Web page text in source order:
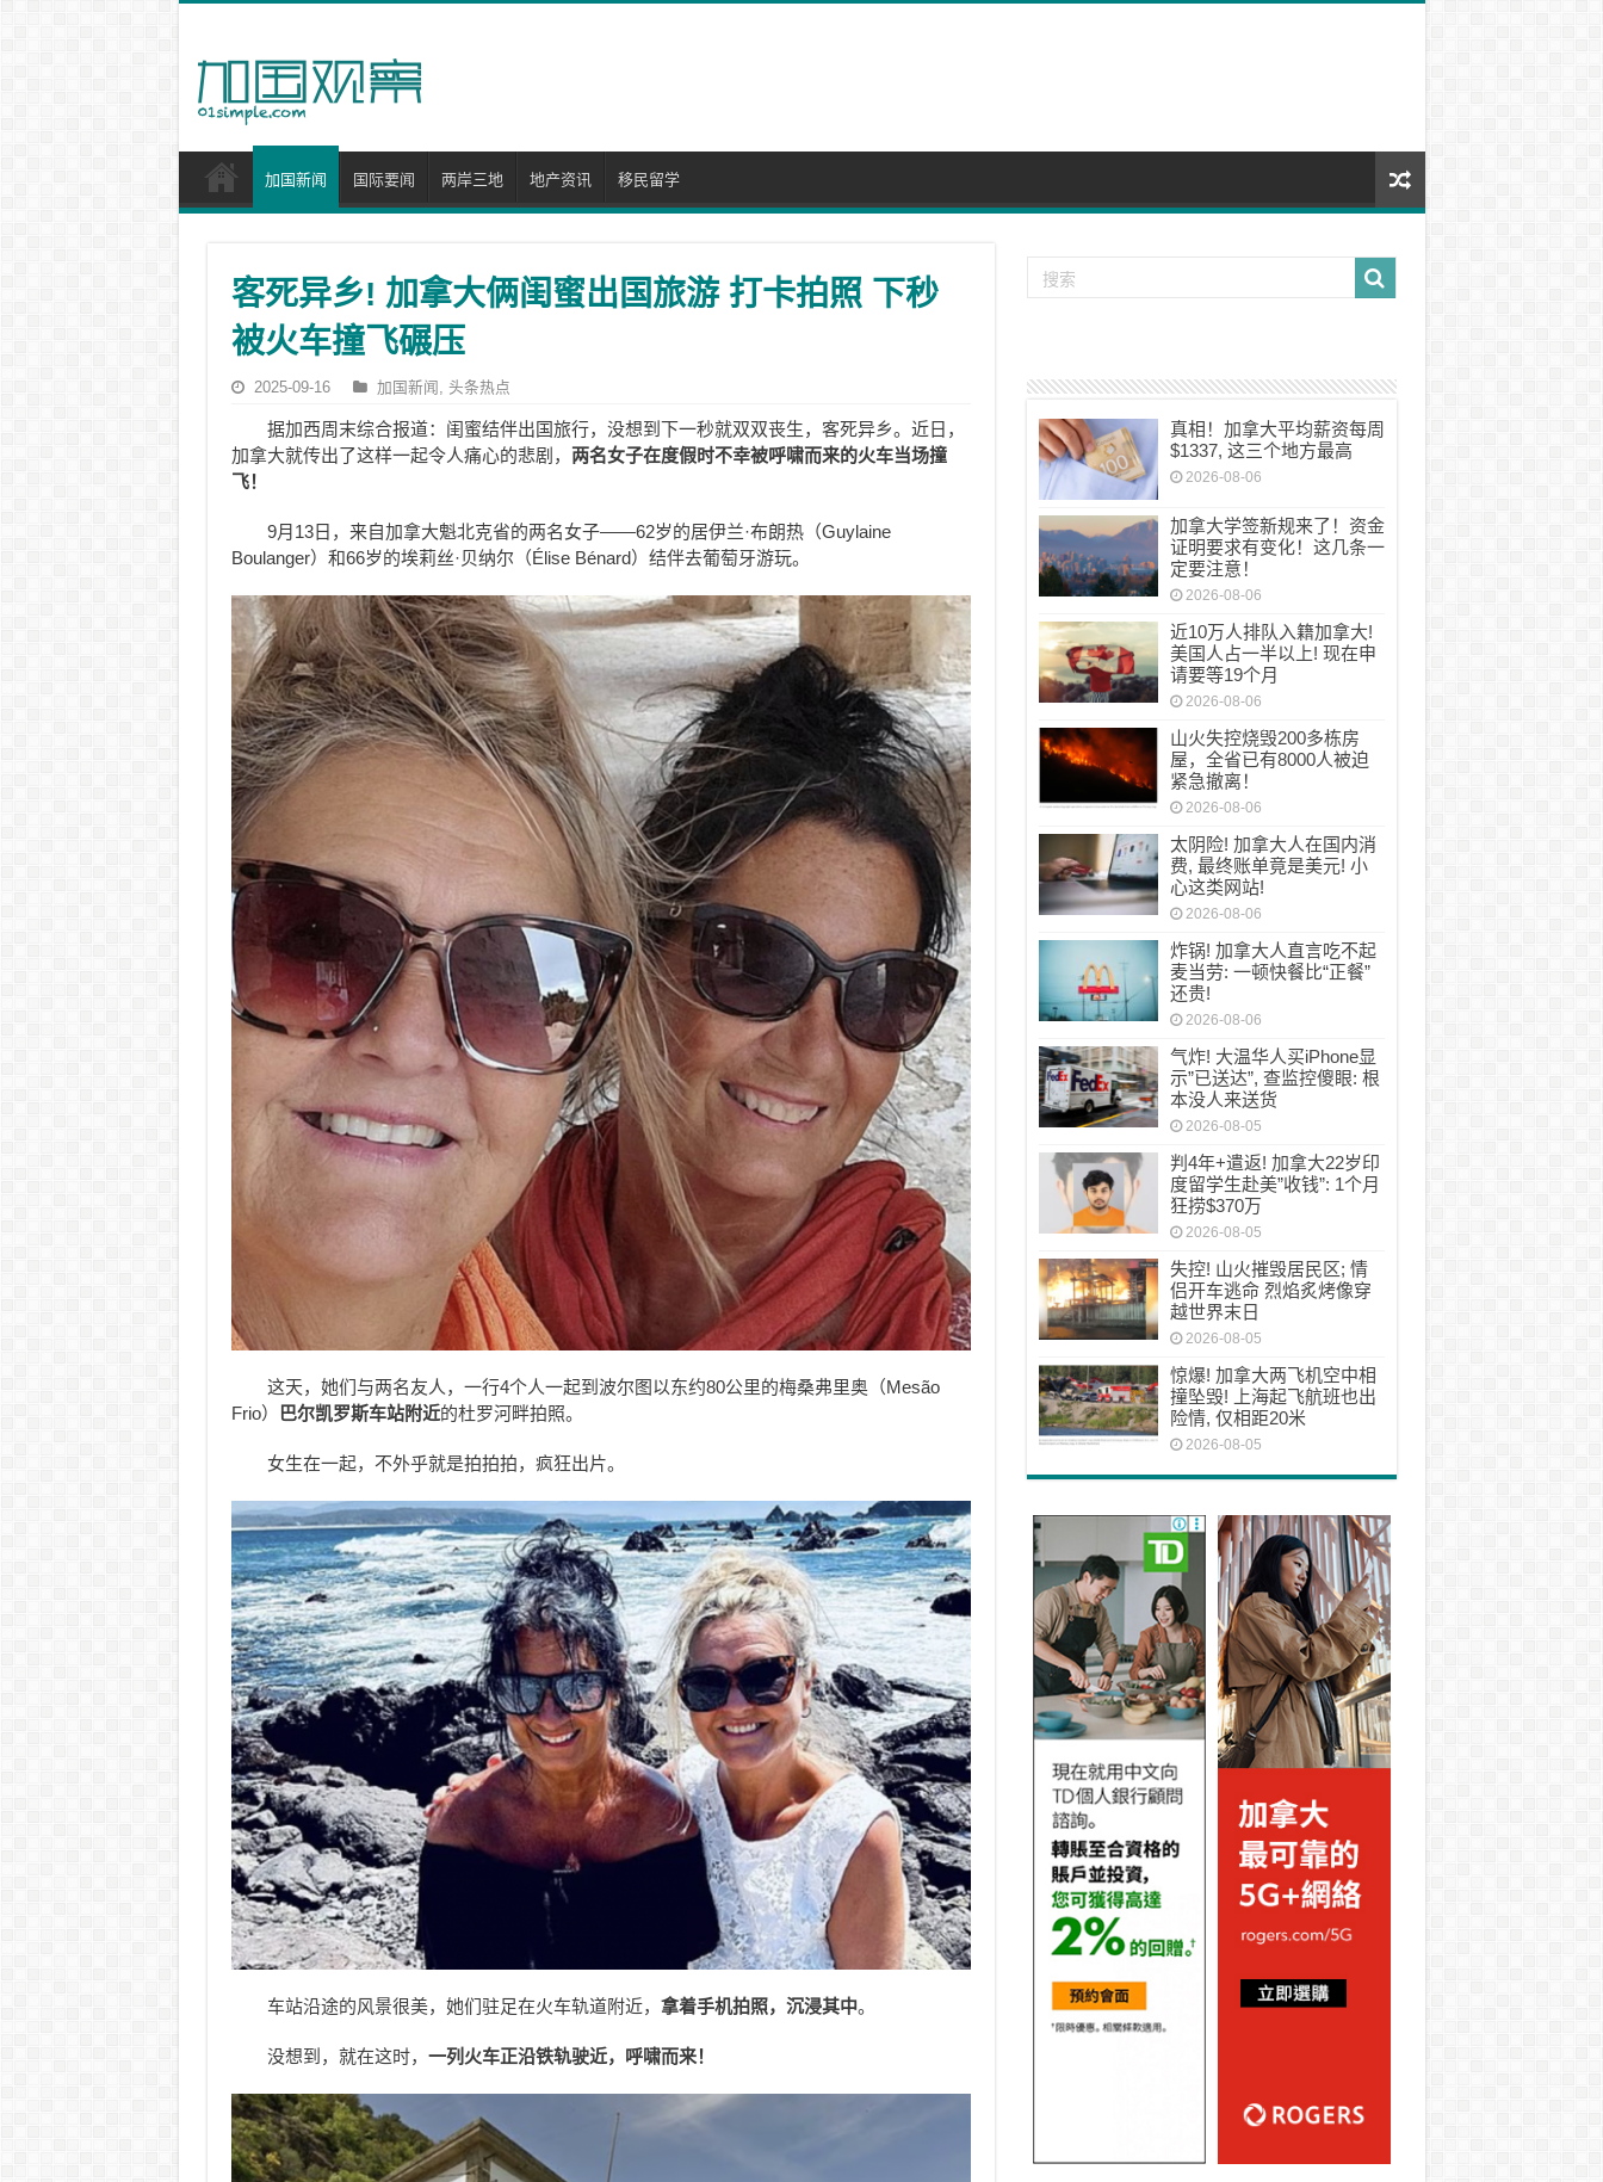
加国新闻 国际要闻 两岸三地 地产资讯 移民留学
客死异乡! 加拿大俩闺蜜出国旅游 打卡拍照 下秒
被火车撞飞碾压
2025-09-16 加国新闻 , 头条热点
据加西周末综合报道：闺蜜结伴出国旅行，没想到下一秒就双双丧生，客死异乡。近日，
加拿大就传出了这样一起令人痛心的悲剧， 两名女子在度假时不幸被呼啸而来的火车当场撞
飞！
9月13日，来自加拿大魁北克省的两名女子——62岁的居伊兰·布朗热（Guylaine
Boulanger）和66岁的埃莉丝·贝纳尔（Élise Bénard）结伴去葡萄牙游玩。
这天，她们与两名友人，一行4个人一起到波尔图以东约80公里的梅桑弗里奥（Mesão
Frio）
巴尔凯罗斯车站附近的杜罗河畔拍照。
女生在一起，不外乎就是拍拍拍，疯狂出片。
车站沿途的风景很美，她们驻足在火车轨道附近， 拿着手机拍照，沉浸其中。
没想到，就在这时， 一列火车正沿铁轨驶近，呼啸而来！
真相！加拿大平均薪资每周
$1337, 这三个地方最高
2026-08-06
加拿大学签新规来了！资金
证明要求有变化！这几条一
定要注意！
2026-08-06
近10万人排队入籍加拿大!
美国人占一半以上! 现在申
请要等19个月
2026-08-06
山火失控烧毁200多栋房
屋，全省已有8000人被迫
紧急撤离！
2026-08-06
太阴险! 加拿大人在国内消
费, 最终账单竟是美元! 小
心这类网站!
2026-08-06
炸锅! 加拿大人直言吃不起
麦当劳: 一顿快餐比“正餐”
还贵!
2026-08-06
气炸! 大温华人买iPhone显
示”已送达”, 查监控傻眼: 根
本没人来送货
2026-08-05
判4年+遣返! 加拿大22岁印
度留学生赴美”收钱”: 1个月
狂捞$370万
2026-08-05
失控! 山火摧毁居民区; 情
侣开车逃命 烈焰炙烤像穿
越世界末日
2026-08-05
惊爆! 加拿大两飞机空中相
撞坠毁! 上海起飞航班也出
险情, 仅相距20米
2026-08-05